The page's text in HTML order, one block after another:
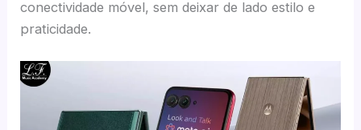
conectividade móvel, sem deixar de lado estilo e
praticidade.